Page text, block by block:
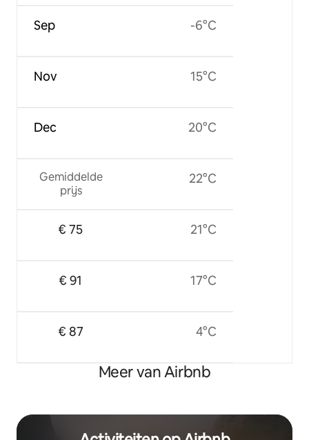
Sep
Nov
Dec
Gemiddelde
prijs
€ 75
€ 91
€ 87
-6°C
15°C
20°C
22°C
21°C
17°C
4°C
Meer van Airbnb